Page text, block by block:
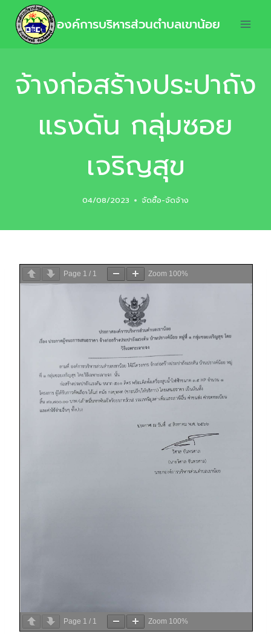
องค์การบริหารส่วนตำบลเขาน้อย
จ้างก่อสร้างประปาถัง
แรงดัน กลุ่มซอย
เจริญสุข
04/08/2023 จัดซื้อ-จัดจ้าง
Page 1 / 1 Zoom 100%
Page 1 / 1 Zoom 100%